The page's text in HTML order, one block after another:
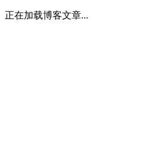
正在加载博客文章...